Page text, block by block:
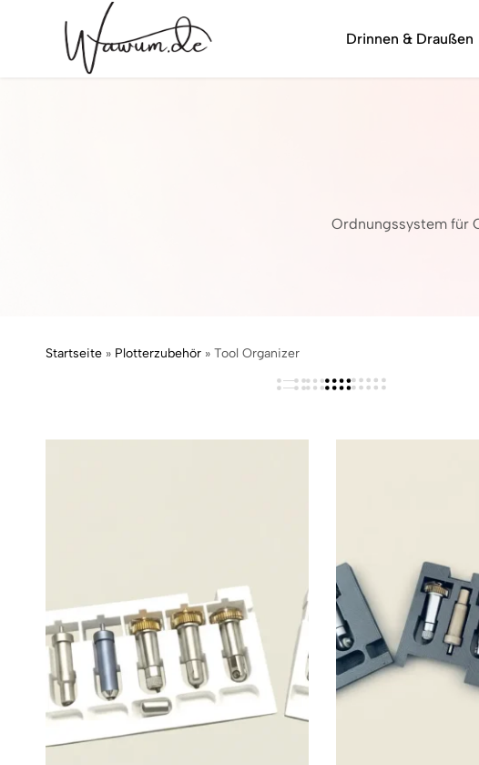
Drinnen & Draußen
Ordnungssystem für
Startseite » Plotterzubehör » Tool Organizer